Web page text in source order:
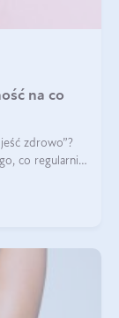
na co
zdrowo”?
co regularnie